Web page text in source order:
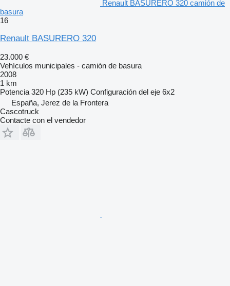
Renault BASURERO 320 camión de
basura
16
Renault BASURERO 320
23.000 €
Vehículos municipales - camión de basura
2008
1 km
Potencia 320 Hp (235 kW) Configuración del eje 6x2
España, Jerez de la Frontera
Cascotruck
Contacte con el vendedor